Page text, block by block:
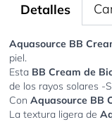
Detalles
Aquasource BB
piel.
Esta BB Cream de
de los rayos solares -
Con Aquasource BB
La textura ligera de